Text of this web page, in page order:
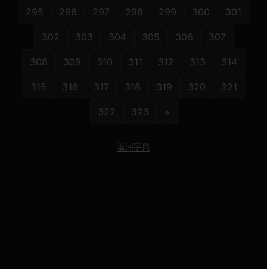
295 296 297 298 299 300 301
302 303 304 305 306 307
308 309 310 311 312 313 314
315 316 317 318 319 320 321
322 323 »
返回字典